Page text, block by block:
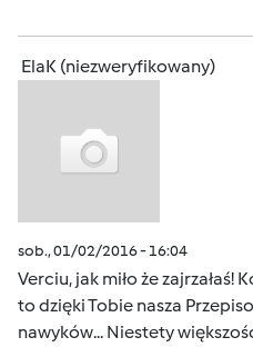
ElaK (niezweryfikowany)
sob., 01/02/2016 - 16:04
Verciu, jak miło że zajrzałaś!
to dzięki Tobie nasza
nawyków... Niestety